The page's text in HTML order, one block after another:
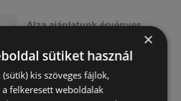
Alza ajánlatunk érvényes
már nem érvényes
Lejárat dátuma:
2026.04.27
×
sütiket használ
kis szöveges fájlok,
felkeresett weboldalak